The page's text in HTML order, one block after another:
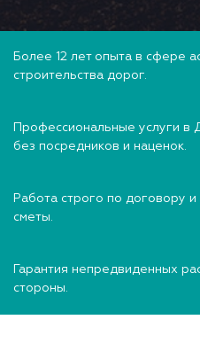
Более 12 лет опыта в сфере
строительства дорог.
Профессиональные услуги
без посредников и наценок.
Работа строго по договору
сметы.
Гарантия непредвиденных
стороны.